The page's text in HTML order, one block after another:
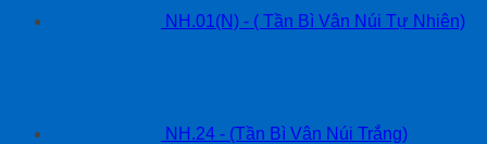
NH.01(N) - ( Tần Bì Vân Núi Tự Nhiên)
NH.24 - (Tần Bì Vân Núi Trắng)